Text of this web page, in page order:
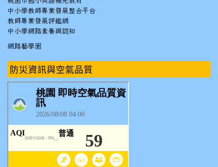
中小學教師專業發展整合平台
教師專業發展評鑑網
中小學網路素養與認知
網路藝學園
防災資訊與空氣品質